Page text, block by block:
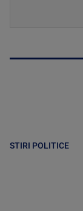
STIRI POLITICE